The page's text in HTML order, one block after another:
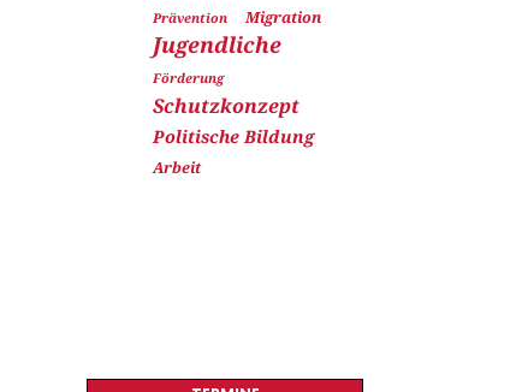
Prävention Migration
Jugendliche
Förderung
Schutzkonzept
Politische Bildung
Arbeit